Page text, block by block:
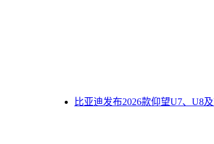
比亚迪发布2026款仰望U7、U8及